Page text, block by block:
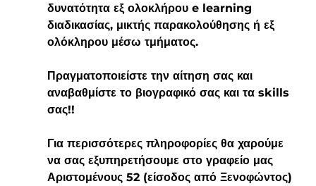
δυνατότητα εξ ολοκλήρου e learning
διαδικασίας, μικτής παρακολούθησης ή εξ
ολόκληρου μέσω τμήματος.
Πραγματοποιείστε την αίτηση σας και
αναβαθμίστε το βιογραφικό σας και τα skills
σας!!
Για περισσότερες πληροφορίες θα χαρούμε
να σας εξυπηρετήσουμε στο γραφείο μας
Αριστομένους 52 (είσοδος από Ξενοφώντος)